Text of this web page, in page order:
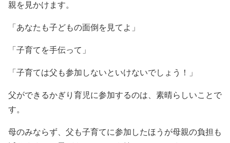
親を見かけます。
「あなたも子どもの面倒を見てよ」
「子育てを手伝って」
「子育ては父も参加しないといけないでしょう！」
父ができるかぎり育児に参加するのは、素晴らしいことで
す。
母のみならず、父も子育てに参加したほうが母親の負担も